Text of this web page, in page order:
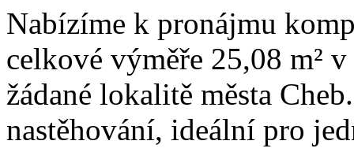
Nabízíme k pronájmu
celkové výměře 25,08 m²
žádané lokalitě města
nastěhování, ideální pro